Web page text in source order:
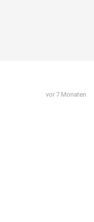
vor 7 Monaten